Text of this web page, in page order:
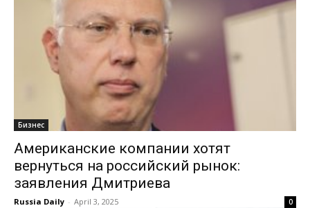
Бизнес
Американские компании хотят
вернуться на российский рынок:
заявления Дмитриева
Russia Daily - April 3, 2025 0